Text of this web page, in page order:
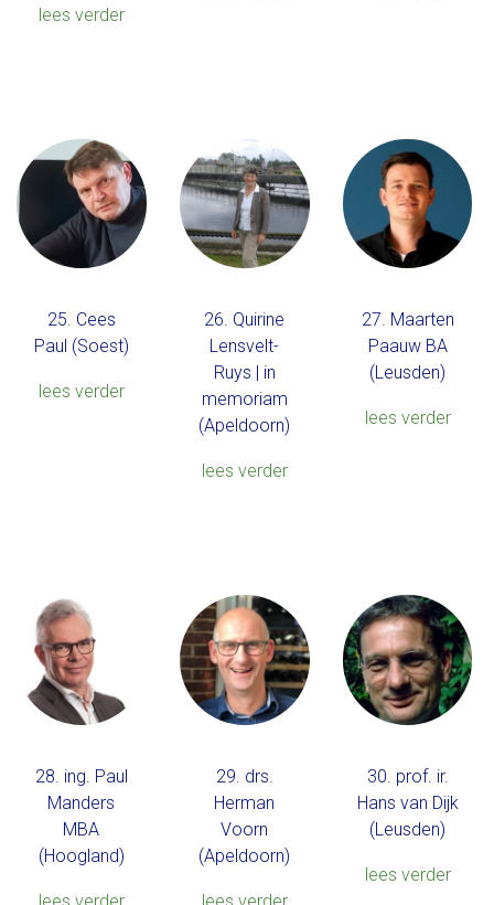
lees verder
25. Cees
Paul (Soest)
lees verder
26. Quirine
Lensvelt-
Ruys | in
memoriam
(Apeldoorn)
lees verder
27. Maarten
Paauw BA
(Leusden)
lees verder
28. ing. Paul
Manders
MBA
(Hoogland)
29. drs.
Herman
Voorn
(Apeldoorn)
30. prof. ir.
Hans van Dijk
(Leusden)
lees verder